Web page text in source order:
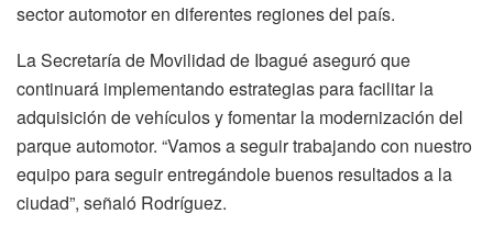
sector automotor en diferentes regiones del país.
La Secretaría de Movilidad de Ibagué aseguró que
continuará implementando estrategias para facilitar la
adquisición de vehículos y fomentar la modernización del
parque automotor. “Vamos a seguir trabajando con nuestro
equipo para seguir entregándole buenos resultados a la
ciudad”, señaló Rodríguez.